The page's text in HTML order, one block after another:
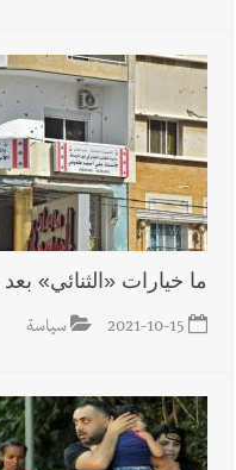
ما خيارات «الثنائي»
2021-10-15 سياسة